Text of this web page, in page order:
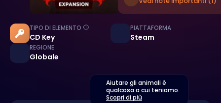
TIPO DI ELEMENTO
CD Key
PIATTAFORMA
Steam
REGIONE
Globale
Aiutare gli animali è
qualcosa a cui teniamo.
Scopri di più